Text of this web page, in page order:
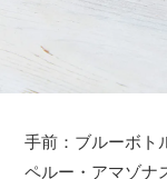
手前：ブルーボト
ペルー・アマゾナ